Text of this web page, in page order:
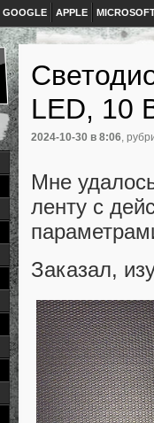
GOOGLE APPLE
LED, 10
2024-10-30 в 8:06,
Мне
ленту с
Заказал,